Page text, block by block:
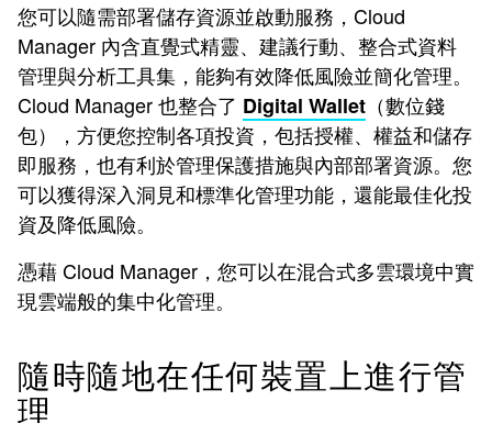
您可以隨需部署儲存資源並啟動服務，Cloud
Manager 內含直覺式精靈、建議行動、整合式資料
管理與分析工具集，能夠有效降低風險並簡化管理。
Cloud Manager 也整合了 Digital Wallet （數位錢
包），方便您控制各項投資，包括授權、權益和儲存
即服務，也有利於管理保護措施與內部部署資源。您
可以獲得深入洞見和標準化管理功能，還能最佳化投
資及降低風險。
憑藉 Cloud Manager，您可以在混合式多雲環境中實
現雲端般的集中化管理。
隨時隨地在任何裝置上進行管
理